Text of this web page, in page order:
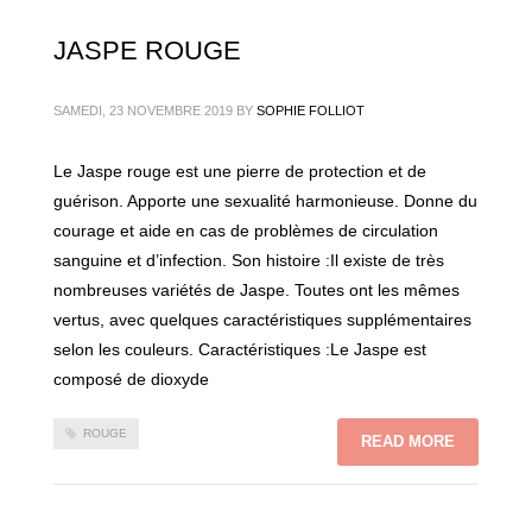
JASPE ROUGE
SAMEDI, 23 NOVEMBRE 2019 BY SOPHIE FOLLIOT
Le Jaspe rouge est une pierre de protection et de
guérison. Apporte une sexualité harmonieuse. Donne du
courage et aide en cas de problèmes de circulation
sanguine et d’infection. Son histoire :Il existe de très
nombreuses variétés de Jaspe. Toutes ont les mêmes
vertus, avec quelques caractéristiques supplémentaires
selon les couleurs. Caractéristiques :Le Jaspe est
composé de dioxyde
ROUGE READ MORE